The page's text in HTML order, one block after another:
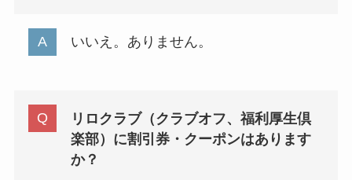
いいえ。ありません。
リロクラブ（クラブオフ、福利厚生倶
楽部）に割引券・クーポンはあります
か？